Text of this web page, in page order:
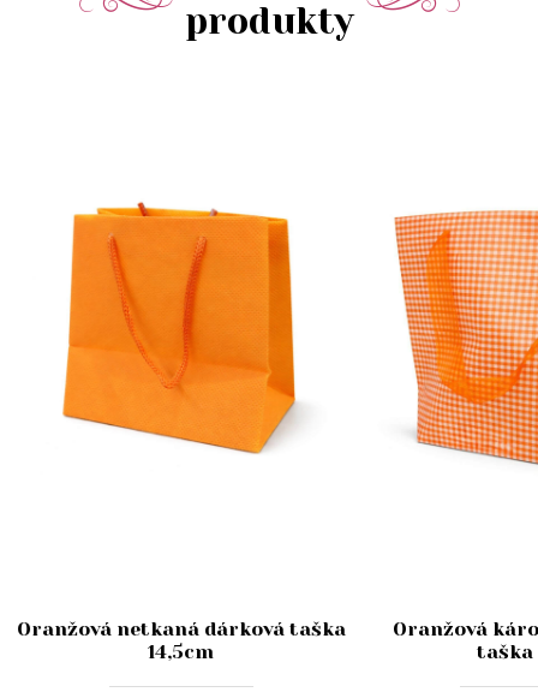
produkty
Oranžová netkaná dárková taška
14,5cm
Oranžová
taška